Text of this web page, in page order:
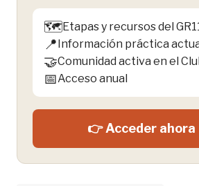
🗺️Etapas y recursos del
📍Información práctica
🤝Comunidad activa en el
📅Acceso anual
👉 Acceder ahora